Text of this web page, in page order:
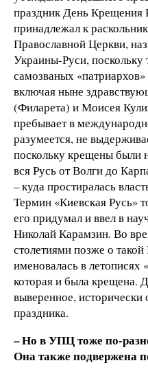
праздник День
принадлежал к
Православной Церкви,
Украины-Руси, поскольку
самозваных
включая ныне
(Филарета) и Моисея
пребывает в
разумеется, не
поскольку крещены были
вся Русь от Волги до
– куда простиралась
Термин «Киевская Русь»
его придумал и ввел в
Николай Карамзин. Во
столетиями позже о
именовалась в
которая и была крещена.
выверенное, исторически
праздника.
– Но в УПЦ тоже по-
Она также подвержена